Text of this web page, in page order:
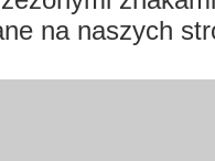
na naszych